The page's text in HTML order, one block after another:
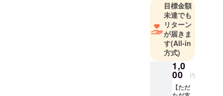
目標金額
未達でも
リターン
が届きま
す(All-in
方式)
1,0
00 円
【ただ